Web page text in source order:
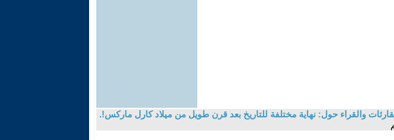
والقراء حول: نهاية مختلفة للتاريخ بعد قرن طويل من ميلاد كارل ماركس!.